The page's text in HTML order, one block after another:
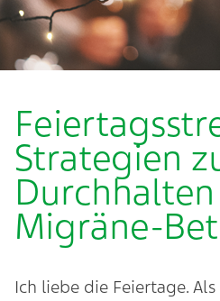
Strategien
Migräne-
Ich liebe die Feiertage.